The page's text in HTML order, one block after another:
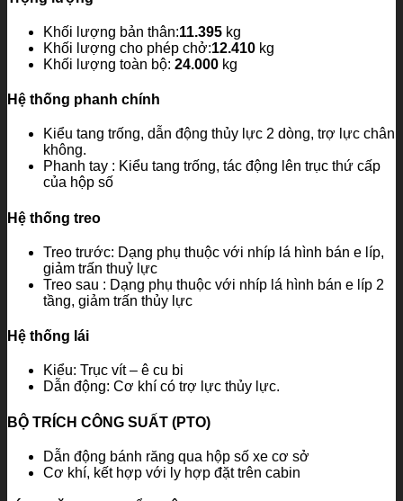
Khối lượng bản thân:11.395 kg
Khối lượng cho phép chở:12.410 kg
Khối lượng toàn bộ: 24.000 kg
Hệ thống phanh chính
Kiểu tang trống, dẫn động thủy lực 2 dòng, trợ lực chân
không.
Phanh tay : Kiểu tang trống, tác động lên trục thứ cấp
của hộp số
Hệ thống treo
Treo trước: Dạng phụ thuộc với nhíp lá hình bán e líp,
giảm trấn thuỷ lực
Treo sau : Dạng phụ thuộc với nhíp lá hình bán e líp 2
tầng, giảm trấn thủy lực
Hệ thống lái
Kiểu: Trục vít – ê cu bi
Dẫn động: Cơ khí có trợ lực thủy lực.
BỘ TRÍCH CÔNG SUẤT (PTO)
Dẫn động bánh răng qua hộp số xe cơ sở
Cơ khí, kết hợp với ly hợp đặt trên cabin